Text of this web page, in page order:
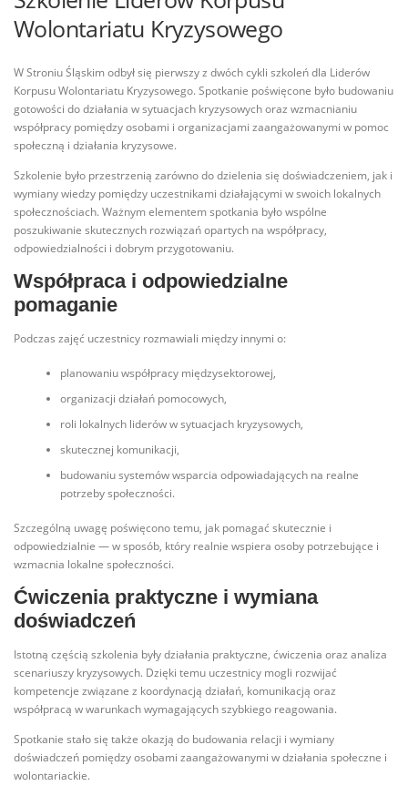
Wolontariatu Kryzysowego
W Stroniu Śląskim odbył się pierwszy z dwóch cykli szkoleń dla Liderów
Korpusu Wolontariatu Kryzysowego. Spotkanie poświęcone było budowaniu
gotowości do działania w sytuacjach kryzysowych oraz wzmacnianiu
współpracy pomiędzy osobami i organizacjami zaangażowanymi w pomoc
społeczną i działania kryzysowe.
Szkolenie było przestrzenią zarówno do dzielenia się doświadczeniem, jak i
wymiany wiedzy pomiędzy uczestnikami działającymi w swoich lokalnych
społecznościach. Ważnym elementem spotkania było wspólne
poszukiwanie skutecznych rozwiązań opartych na współpracy,
odpowiedzialności i dobrym przygotowaniu.
Współpraca i odpowiedzialne
pomaganie
Podczas zajęć uczestnicy rozmawiali między innymi o:
planowaniu współpracy międzysektorowej,
organizacji działań pomocowych,
roli lokalnych liderów w sytuacjach kryzysowych,
skutecznej komunikacji,
budowaniu systemów wsparcia odpowiadających na realne
potrzeby społeczności.
Szczególną uwagę poświęcono temu, jak pomagać skutecznie i
odpowiedzialnie — w sposób, który realnie wspiera osoby potrzebujące i
wzmacnia lokalne społeczności.
Ćwiczenia praktyczne i wymiana
doświadczeń
Istotną częścią szkolenia były działania praktyczne, ćwiczenia oraz analiza
scenariuszy kryzysowych. Dzięki temu uczestnicy mogli rozwijać
kompetencje związane z koordynacją działań, komunikacją oraz
współpracą w warunkach wymagających szybkiego reagowania.
Spotkanie stało się także okazją do budowania relacji i wymiany
doświadczeń pomiędzy osobami zaangażowanymi w działania społeczne i
wolontariackie.